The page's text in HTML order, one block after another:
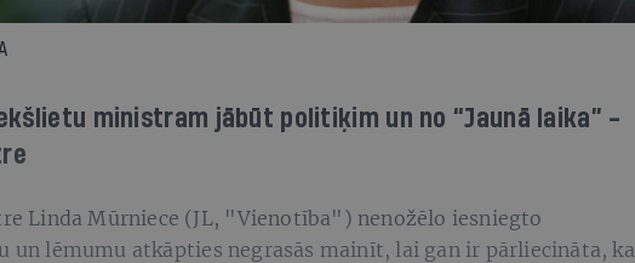
ministram jābūt politiķim un no “Jaunā laika” -
Linda Mūrniece (JL, "Vienotība") nenožēlo iesniegto
un lēmumu atkāpties negrasās mainīt, lai gan ir pārliecināta, ka